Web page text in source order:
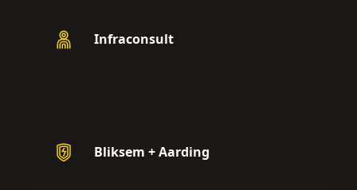
Infraconsult
Bliksem + Aarding